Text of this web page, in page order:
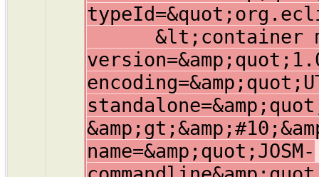
&lt;container
name=&amp;quot;JOSM-